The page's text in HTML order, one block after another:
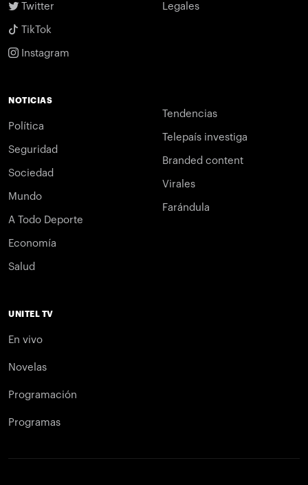
Twitter
TikTok
Instagram
Legales
NOTICIAS
Política
Seguridad
Sociedad
Mundo
A Todo Deporte
Economía
Salud
Tendencias
Telepaís investiga
Branded content
Virales
Farándula
UNITEL TV
En vivo
Novelas
Programación
Programas